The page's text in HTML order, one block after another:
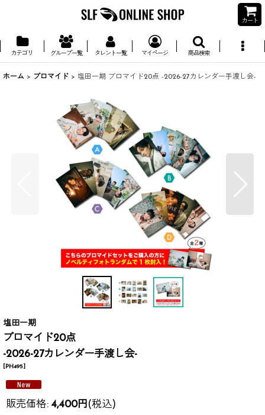
カート
カテゴリ グループ一覧 タレント一覧 マイページ 商品検索
ホーム > ブロマイド > 塩田一期 ブロマイド20点 -2026-27カレンダー手渡し会-
塩田一期
ブロマイド20点
-2026-27カレンダー手渡し会-
[PH495]
販売価格: 4,400円 (税込)